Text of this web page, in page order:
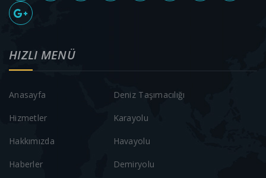
HIZLI MENÜ
Anasayfa
Hizmetler
Hakkımızda
Haberler
Deniz Taşımacılığı
Karayolu
Havayolu
Demiryolu